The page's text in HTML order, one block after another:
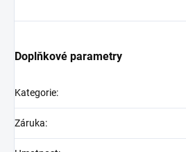
Doplňkové parametry
Kategorie:
Záruka: